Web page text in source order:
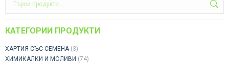
КАТЕГОРИИ ПРОДУКТИ
ХАРТИЯ СЪС СЕМЕНА (3)
ХИМИКАЛКИ И МОЛИВИ (74)